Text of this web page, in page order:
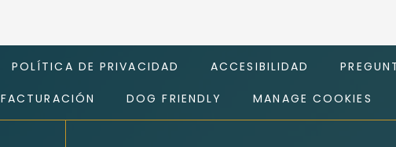
POLÍTICA DE PRIVACIDAD ACCESIBILIDAD
FACTURACIÓN DOG FRIENDLY MANAGE COOKIES